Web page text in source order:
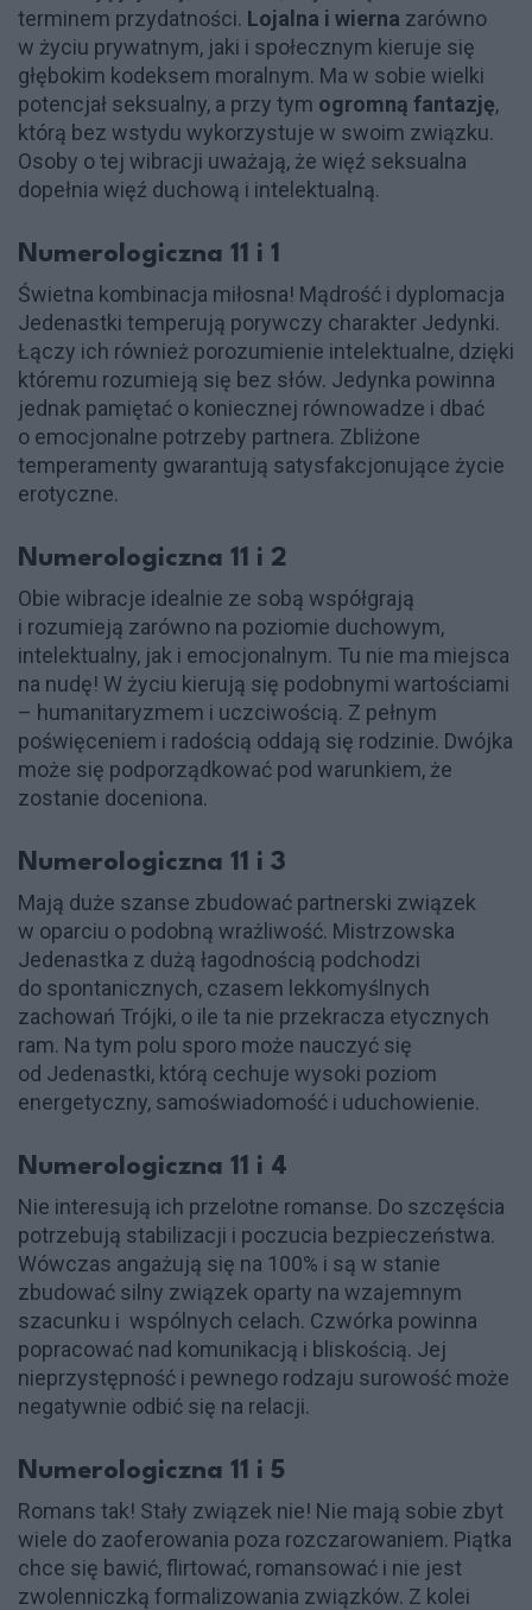
terminem przydatności. Lojalna i wierna zarówno
w życiu prywatnym, jaki i społecznym kieruje się
głębokim kodeksem moralnym. Ma w sobie wielki
potencjał seksualny, a przy tym ogromną fantazję,
którą bez wstydu wykorzystuje w swoim związku.
Osoby o tej wibracji uważają, że więź seksualna
dopełnia więź duchową i intelektualną.
Numerologiczna 11 i 1
Świetna kombinacja miłosna! Mądrość i dyplomacja
Jedenastki temperują porywczy charakter Jedynki.
Łączy ich również porozumienie intelektualne, dzięki
któremu rozumieją się bez słów. Jedynka powinna
jednak pamiętać o koniecznej równowadze i dbać
o emocjonalne potrzeby partnera. Zbliżone
temperamenty gwarantują satysfakcjonujące życie
erotyczne.
Numerologiczna 11 i 2
Obie wibracje idealnie ze sobą współgrają
i rozumieją zarówno na poziomie duchowym,
intelektualny, jak i emocjonalnym. Tu nie ma miejsca
na nudę! W życiu kierują się podobnymi wartościami
– humanitaryzmem i uczciwością. Z pełnym
poświęceniem i radością oddają się rodzinie. Dwójka
może się podporządkować pod warunkiem, że
zostanie doceniona.
Numerologiczna 11 i 3
Mają duże szanse zbudować partnerski związek
w oparciu o podobną wrażliwość. Mistrzowska
Jedenastka z dużą łagodnością podchodzi
do spontanicznych, czasem lekkomyślnych
zachowań Trójki, o ile ta nie przekracza etycznych
ram. Na tym polu sporo może nauczyć się
od Jedenastki, którą cechuje wysoki poziom
energetyczny, samoświadomość i uduchowienie.
Numerologiczna 11 i 4
Nie interesują ich przelotne romanse. Do szczęścia
potrzebują stabilizacji i poczucia bezpieczeństwa.
Wówczas angażują się na 100% i są w stanie
zbudować silny związek oparty na wzajemnym
szacunku i wspólnych celach. Czwórka powinna
popracować nad komunikacją i bliskością. Jej
nieprzystępność i pewnego rodzaju surowość może
negatywnie odbić się na relacji.
Numerologiczna 11 i 5
Romans tak! Stały związek nie! Nie mają sobie zbyt
wiele do zaoferowania poza rozczarowaniem. Piątka
chce się bawić, flirtować, romansować i nie jest
zwolenniczką formalizowania związków. Z kolei